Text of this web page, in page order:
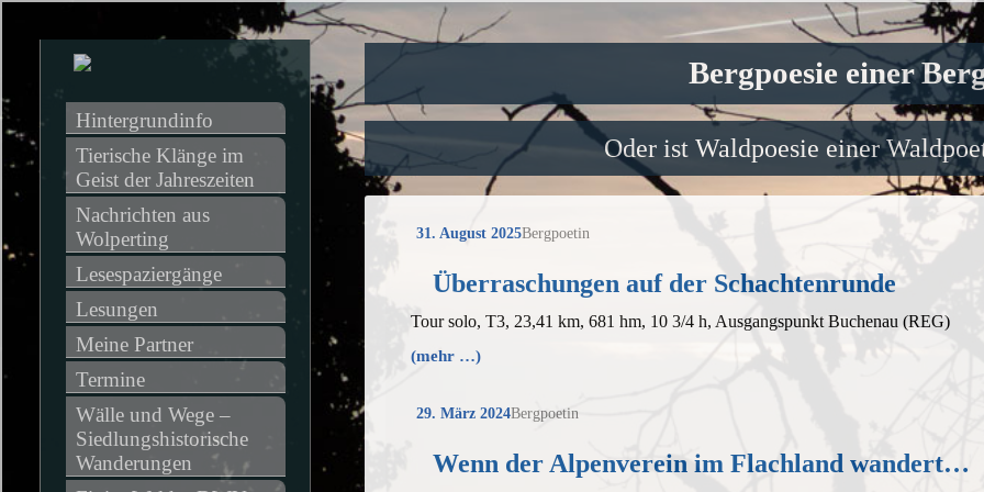
Bergpoesie einer
Oder ist Waldpoesie einer
31. August 2025Bergpoetin
Überraschungen auf der Schachtenrunde
Tour solo, T3, 23,41 km, 681 hm, 10 3/4 h, Ausgangspunkt Buchenau (REG)
(mehr …)
29. März 2024Bergpoetin
Wenn der Alpenverein im Flachland wandert…
Hintergrundinfo
Tierische Klänge im
Geist der Jahreszeiten
Nachrichten aus
Wolperting
Lesespaziergänge
Lesungen
Meine Partner
Termine
Wälle und Wege –
Siedlungshistorische
Wanderungen